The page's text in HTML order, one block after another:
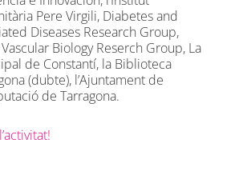
Pere Virgili, Diabetes and
Diseases Research Group,
Biology Reserch Group, La
de Constantí, la Biblioteca
(dubte), l’Ajuntament de
de Tarragona.